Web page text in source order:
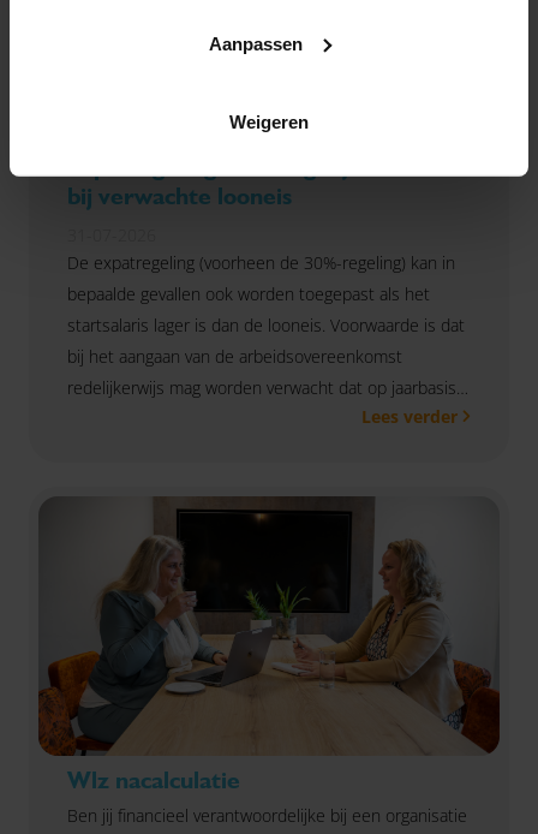
Aanpassen
Weigeren
bij verwachte looneis
De expatregeling (voorheen de 30%-regeling) kan in
bepaalde gevallen ook worden toegepast als het
startsalaris lager is dan de looneis. Voorwaarde is dat
bij het aangaan van de arbeidsovereenkomst
redelijkerwijs mag worden verwacht dat op jaarbasis
aan de looneis wordt voldaan, zo oordeelt rechtbank
Lees verder
Wlz nacalculatie
Ben jij financieel verantwoordelijke bij een organisatie